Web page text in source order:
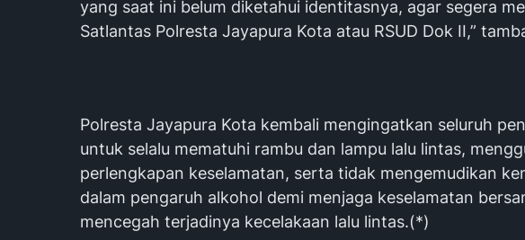
yang saat ini belum diketahui identitasnya, agar segera
Satlantas Polresta Jayapura Kota atau RSUD Dok II,”
‎Polresta Jayapura Kota kembali mengingatkan seluruh
untuk selalu mematuhi rambu dan lampu lalu lintas,
perlengkapan keselamatan, serta tidak mengemudikan
dalam pengaruh alkohol demi menjaga keselamatan
mencegah terjadinya kecelakaan lalu lintas.(*)